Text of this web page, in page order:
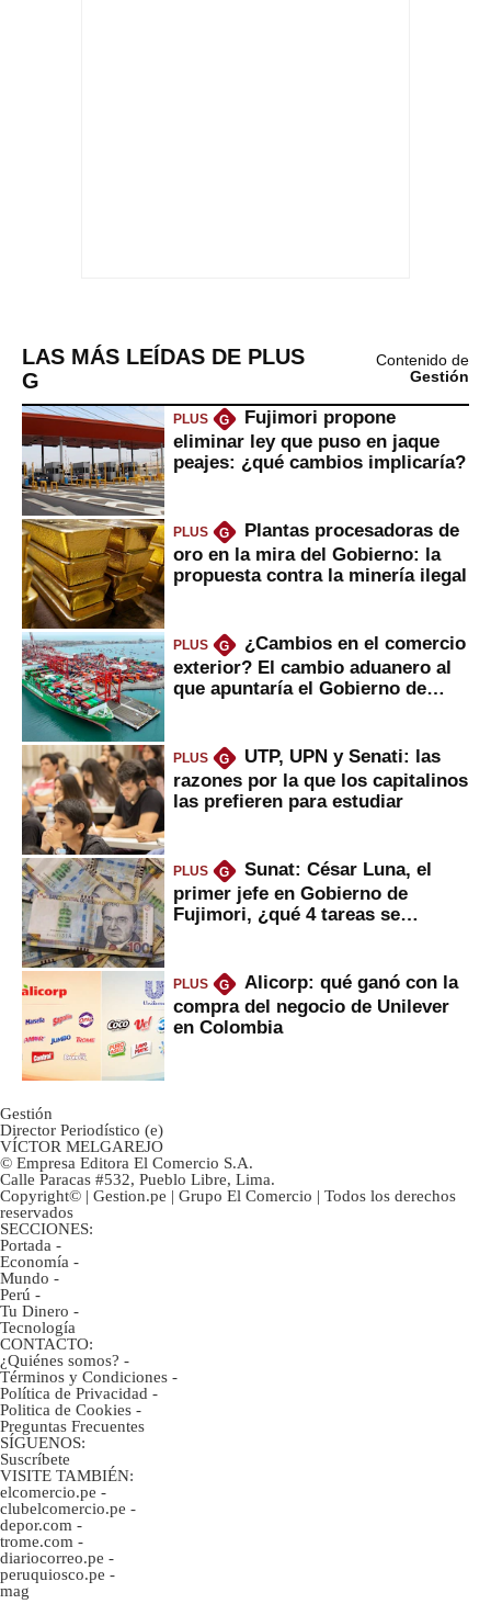
LAS MÁS LEÍDAS DE PLUS
G
Contenido de
Gestión
PLUS G
Fujimori propone
eliminar ley que puso en jaque
peajes: ¿qué cambios implicaría?
PLUS G
Plantas procesadoras de
oro en la mira del Gobierno: la
propuesta contra la minería ilegal
PLUS G
¿Cambios en el comercio
exterior? El cambio aduanero al
que apuntaría el Gobierno de
PLUS G
UTP, UPN y Senati: las
razones por la que los capitalinos
las prefieren para estudiar
PLUS G
Sunat: César Luna, el
primer jefe en Gobierno de
Fujimori, ¿qué 4 tareas se
PLUS G
Alicorp: qué ganó con la
compra del negocio de Unilever
en Colombia
Gestión
Director Periodístico (e)
VÍCTOR MELGAREJO
© Empresa Editora El Comercio S.A.
Calle Paracas #532, Pueblo Libre, Lima.
Copyright© | Gestion.pe | Grupo El Comercio | Todos los derechos
reservados
SECCIONES:
Portada -
Economía -
Mundo -
Perú -
Tu Dinero -
Tecnología
CONTACTO:
¿Quiénes somos? -
Términos y Condiciones -
Política de Privacidad -
Politica de Cookies -
Preguntas Frecuentes
SÍGUENOS:
Suscríbete
VISITE TAMBIÉN:
elcomercio.pe -
clubelcomercio.pe -
depor.com -
trome.com -
diariocorreo.pe -
peruquiosco.pe -
mag